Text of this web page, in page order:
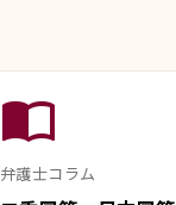
import_contacts
弁護士コラム